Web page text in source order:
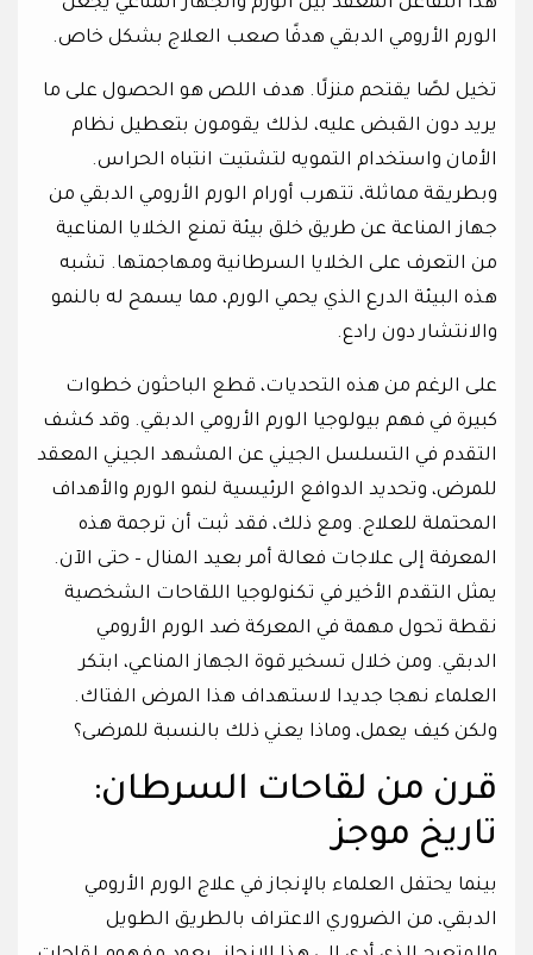
هذا التفاعل المعقد بين الورم والجهاز المناعي يجعل
الورم الأرومي الدبقي هدفًا صعب العلاج بشكل خاص.
تخيل لصًا يقتحم منزلًا. هدف اللص هو الحصول على ما
يريد دون القبض عليه، لذلك يقومون بتعطيل نظام
الأمان واستخدام التمويه لتشتيت انتباه الحراس.
وبطريقة مماثلة، تتهرب أورام الورم الأرومي الدبقي من
جهاز المناعة عن طريق خلق بيئة تمنع الخلايا المناعية
من التعرف على الخلايا السرطانية ومهاجمتها. تشبه
هذه البيئة الدرع الذي يحمي الورم، مما يسمح له بالنمو
والانتشار دون رادع.
على الرغم من هذه التحديات، قطع الباحثون خطوات
كبيرة في فهم بيولوجيا الورم الأرومي الدبقي. وقد كشف
التقدم في التسلسل الجيني عن المشهد الجيني المعقد
للمرض، وتحديد الدوافع الرئيسية لنمو الورم والأهداف
المحتملة للعلاج. ومع ذلك، فقد ثبت أن ترجمة هذه
المعرفة إلى علاجات فعالة أمر بعيد المنال – حتى الآن.
يمثل التقدم الأخير في تكنولوجيا اللقاحات الشخصية
نقطة تحول مهمة في المعركة ضد الورم الأرومي
الدبقي. ومن خلال تسخير قوة الجهاز المناعي، ابتكر
العلماء نهجا جديدا لاستهداف هذا المرض الفتاك.
ولكن كيف يعمل، وماذا يعني ذلك بالنسبة للمرضى؟
قرن من لقاحات السرطان:
تاريخ موجز
بينما يحتفل العلماء بالإنجاز في علاج الورم الأرومي
الدبقي، من الضروري الاعتراف بالطريق الطويل